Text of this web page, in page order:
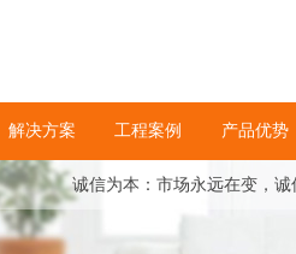
解决方案 工程案例 产品优势
诚信为本：市场永远在变，诚信永远不